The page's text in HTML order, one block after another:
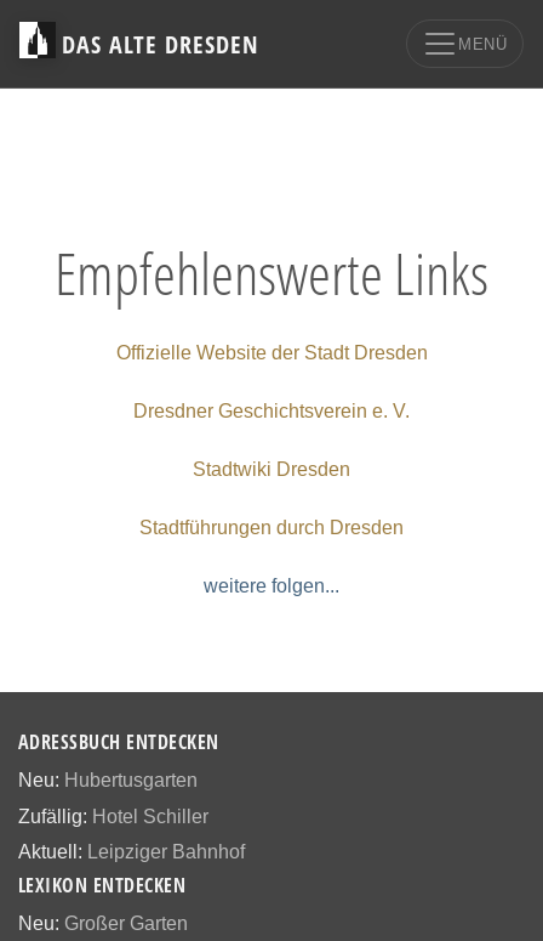
DAS ALTE DRESDEN MENÜ
Empfehlenswerte Links
Offizielle Website der Stadt Dresden
Dresdner Geschichtsverein e. V.
Stadtwiki Dresden
Stadtführungen durch Dresden
weitere folgen...
ADRESSBUCH ENTDECKEN
Neu: Hubertusgarten
Zufällig: Hotel Schiller
Aktuell: Leipziger Bahnhof
LEXIKON ENTDECKEN
Neu: Großer Garten